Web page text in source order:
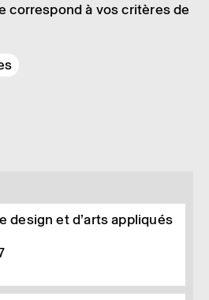
correspond à vos critères de
design et d’arts appliqués